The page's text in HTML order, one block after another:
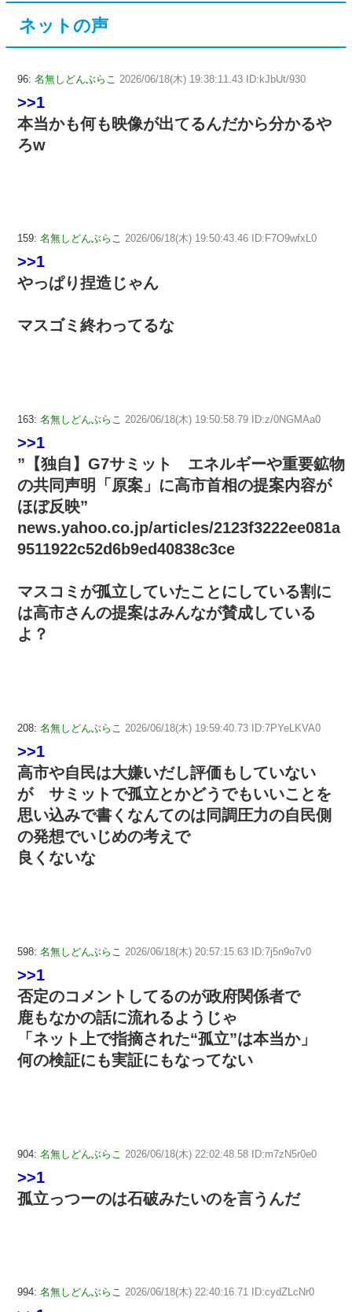
ネットの声
96: 名無しどんぶらこ 2026/06/18(木) 19:38:11.43 ID:kJbUt/930
>>1
本当かも何も映像が出てるんだから分かるや
ろw
159: 名無しどんぶらこ 2026/06/18(木) 19:50:43.46 ID:F7O9wfxL0
>>1
やっぱり捏造じゃん
マスゴミ終わってるな
163: 名無しどんぶらこ 2026/06/18(木) 19:50:58.79 ID:z/0NGMAa0
>>1
”【独自】G7サミット エネルギーや重要鉱物
の共同声明「原案」に高市首相の提案内容が
ほぼ反映”
news.yahoo.co.jp/articles/2123f3222ee081a
9511922c52d6b9ed40838c3ce
マスコミが孤立していたことにしている割に
は高市さんの提案はみんなが賛成している
よ？
208: 名無しどんぶらこ 2026/06/18(木) 19:59:40.73 ID:7PYeLKVA0
>>1
高市や自民は大嫌いだし評価もしていない
が サミットで孤立とかどうでもいいことを
思い込みで書くなんてのは同調圧力の自民側
の発想でいじめの考えで
良くないな
598: 名無しどんぶらこ 2026/06/18(木) 20:57:15.63 ID:7j5n9o7v0
>>1
否定のコメントしてるのが政府関係者で
鹿もなかの話に流れるようじゃ
「ネット上で指摘された“孤立”は本当か」
何の検証にも実証にもなってない
904: 名無しどんぶらこ 2026/06/18(木) 22:02:48.58 ID:m7zN5r0e0
>>1
孤立っつーのは石破みたいのを言うんだ
994: 名無しどんぶらこ 2026/06/18(木) 22:40:16.71 ID:cydZLcNr0